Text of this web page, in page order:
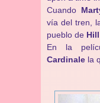
Cuando
vía del tren,
pueblo de
En la
Cardinale la